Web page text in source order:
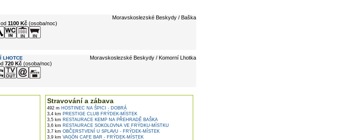
Moravskoslezské Beskydy / Baška
1100 Kč(osoba/noc)
LHOTCE
Moravskoslezské Beskydy / Komorní Lhotka
720 Kč(osoba/noc)
Stravování a zábava
492 m HOSTINEC NA ŠPICI - DOBRÁ
3,4 km PRESTIGE CLUB FRÝDEK-MÍSTEK
3,5 km RESTAURACE KEMP NA PŘEHRADĚ BAŠKA
3,6 km RESTAURACE SOKOLOVNA VE FRÝDKU-MÍSTKU
3,7 km OBČERSTVENÍ U SPLAVU - FRÝDEK-MÍSTEK
3,9 km VAGÓN CAFE BAR - FRÝDEK-MÍSTEK